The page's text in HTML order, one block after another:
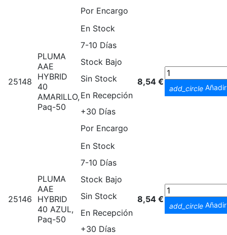
Por Encargo
25148
PLUMA
AAE
HYBRID
40
AMARILLO,
Paq-50
En Stock
7-10 Días
Stock Bajo
Sin Stock
En Recepción
+30 Días
Por Encargo
8,54 €
add_circle
25146
PLUMA
AAE
HYBRID
40 AZUL,
Paq-50
En Stock
7-10 Días
Stock Bajo
Sin Stock
En Recepción
+30 Días
8,54 €
add_circle